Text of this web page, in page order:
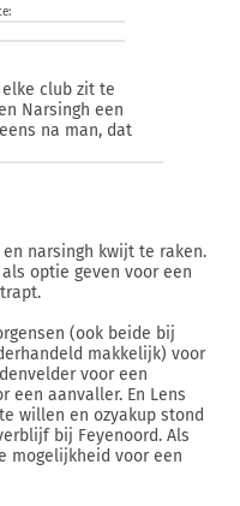
club zit te
Narsingh een
na man, dat
narsingh kwijt te raken.
optie geven voor een
(ook beide bij
makkelijk) voor
voor een
een aanvaller. En Lens
willen en ozyakup stond
bij Feyenoord. Als
mogelijkheid voor een